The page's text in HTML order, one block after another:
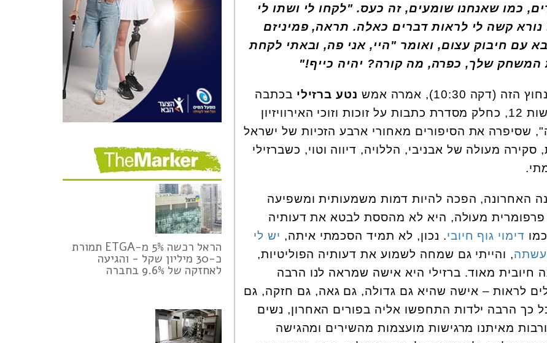
כמו שאנחנו שומעים, זה כעס. "לקחו לי ושתו לי
נורא קשה לי לראות דברים כאלה. תראה, פמיניזם
עם חיבוק עצום, ואומר "היי, אני פה, ובאתי לקחת
שלך, כפרה, מה קורה? יהיה כייף!"
10:30), אמרה אמש נטע ברזילי בכתבה
ששודרה בחדשות 12, כחלק מסדרת כתבות על זוכות וזוכי האירוויזיון
שסיפרה את הסיפורים מאחורי ארבע הזכיות של ישראל
מעולה של אבניבי, הללויה, דיווה וטוי, כשברזילי
האחרונה, הפכה להיות דמות משמעותית ומשפיעה
פרפומרית מעולה, היא לא מהססת לבטא את דעותיה
דימוי גוף חיובי. נכון, לא תמיד הסכמתי איתה, יש לי
, והייתי גם שמחה לשמוע את דעותיה הפוליטיות,
חיובית מאוד. ברזילי היא אישה שמראה לנו הרבה
לראות – אישה שהיא גם גדולה, גם גאה, גם חזקה, גם
כך הרבה ילדות התחפשו אליה בפורים האחרון, נשים
מאיתנו מרגישות מועצמות מהשירים ומהגישה
הראל רכשה 5% מ-ETGA תמורת
כ-30 מיליון שקל - והגיעה
לאחזקה של 9.6% בחברה